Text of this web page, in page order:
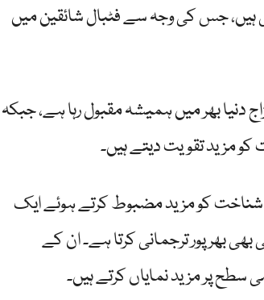
ہیں، جس کی وجہ سے فٹبال شائقین میں
دنیا بھر میں ہمیشہ مقبول رہا ہے، جبکہ
مزید تقویت دیتے ہیں۔
شناخت کو مزید مضبوط کرتے ہوئے ایک
بھرپور ترجمانی کرتا ہے۔ ان کے
سطح پر مزید نمایاں کرتے ہیں۔